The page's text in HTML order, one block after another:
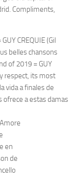
Compliments,
CREQUIE (Gil
belles chansons
of 2019 = GUY
respect, its most
vida a finales de
ofrece a estas damas
en
de